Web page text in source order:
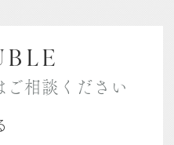
ご相談ください